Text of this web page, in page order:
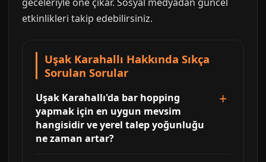
etkinlikleri takip edebilirsiniz.
Uşak Karahallı Hakkında Sıkça
Sorulan Sorular
Uşak Karahallı'da bar hopping
yapmak için en uygun mevsim
hangisidir ve yerel talep yoğunluğu
ne zaman artar?